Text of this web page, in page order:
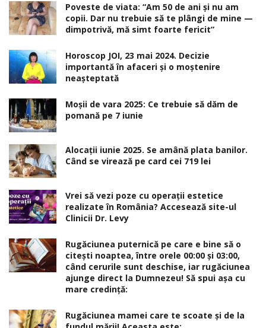
Poveste de viata: “Am 50 de ani și nu am
copii. Dar nu trebuie să te plângi de mine —
dimpotrivă, mă simt foarte fericit”
Horoscop JOI, 23 mai 2024. Decizie
importantă în afaceri şi o moştenire
neaşteptată
Moșii de vara 2025: Ce trebuie să dăm de
pomană pe 7 iunie
Alocaţii iunie 2025. Se amână plata banilor.
Când se virează pe card cei 719 lei
Vrei să vezi poze cu operații estetice
realizate în România? Accesează site-ul
Clinicii Dr. Levy
Rugăciunea puternică pe care e bine să o
citești noaptea, între orele 00:00 și 03:00,
când cerurile sunt deschise, iar rugăciunea
ajunge direct la Dumnezeu! Să spui așa cu
mare credință:
Rugăciunea mamei care te scoate şi de la